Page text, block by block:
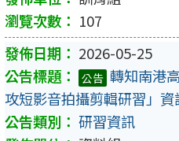
107
2026-05-25
公告 轉知南港
攻短影音拍攝剪輯研習」資
研習資訊